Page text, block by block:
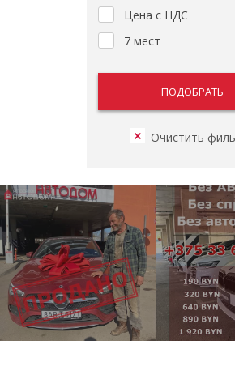
Цена с НДС
7 мест